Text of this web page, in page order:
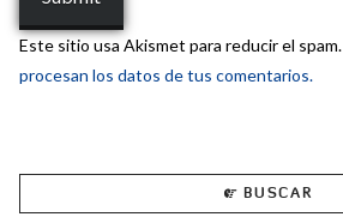
Este sitio usa Akismet para reducir el spam.
procesan los datos de tus comentarios.
BUSCAR